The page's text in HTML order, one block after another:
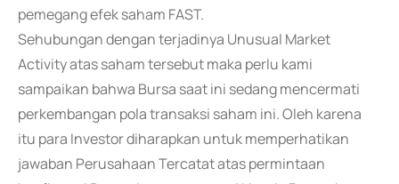
pemegang efek saham FAST.
Sehubungan dengan terjadinya Unusual Market
Activity atas saham tersebut maka perlu kami
sampaikan bahwa Bursa saat ini sedang mencermati
perkembangan pola transaksi saham ini. Oleh karena
itu para Investor diharapkan untuk memperhatikan
jawaban Perusahaan Tercatat atas permintaan